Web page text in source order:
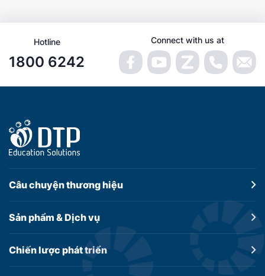
Hotline
1800 6242
Connect with us at
Câu chuyệnthương hiệu
Sản phẩm &Dịch vụ
Chiến lược phát triển